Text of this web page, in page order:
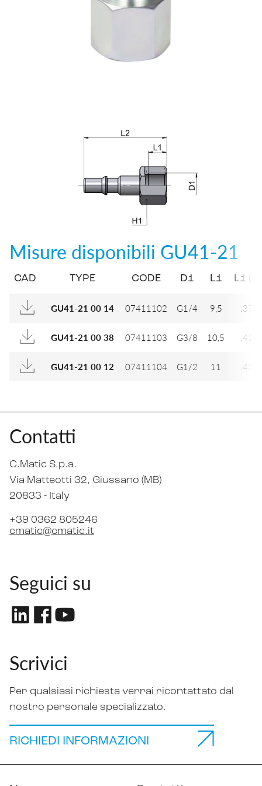
Misure disponibili GU41-21
CAD TYPE CODE D1 L1 L1
GU41-21 00 14 07411102 G1/4 9,5 .374
GU41-21 00 38 07411103 G3/8 10,5 .413
GU41-21 00 12 07411104 G1/2 11 .433
Contatti
C.Matic S.p.a.
Via Matteotti 32, Giussano (MB)
20833 - Italy
+39 0362 805246
cmatic@cmatic.it
Seguici su
Scrivici
Per qualsiasi richiesta verrai ricontattato dal
nostro personale specializzato.
RICHIEDI INFORMAZIONI